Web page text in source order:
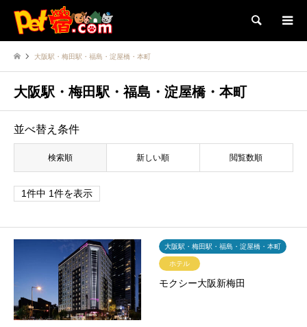
検索
大阪駅・梅田駅・福島・淀屋橋・本町
大阪駅・梅田駅・福島・淀屋橋・本町
並べ替え条件
検索順 新しい順 閲覧数順
1件中 1件を表示
大阪駅・梅田駅・福島・淀屋橋・本町
ホテル
モクシー大阪新梅田